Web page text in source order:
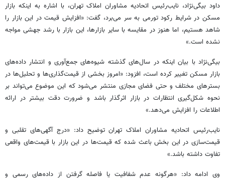
داود بیگی‌نژاد، نایب‌رئیس اتحادیه مشاوران املاک تهران، با اشاره به اینکه بازار
مسکن در شرایط رکود تورمی به سر می‌برد، گفت: «افزایش قیمت در این بازار را
شاهد هستیم، اما هنوز در مقایسه با سایر بازارها، این بازار با رشد جهشی مواجه
نشده است.»
بیگی‌نژاد با بیان اینکه در سال‌های گذشته شیوه‌های جمع‌آوری و انتشار داده‌های
بازار مسکن تغییر کرده است، افزود: «امروز بخشی از قیمت‌گذاری‌ها و تحلیل‌ها در
بسترهای مختلف و حتی فضای مجازی منتشر می‌شود که این موضوع می‌تواند بر
نحوه شکل‌گیری انتظارات در بازار اثرگذار باشد و ضرورت دقت بیشتر در ارائه
اطلاعات را افزایش می‌دهد.»
نایب‌رئیس اتحادیه مشاوران املاک تهران توضیح داد: «درج آگهی‌های تقلبی و
قیمت‌سازی در این بخش باعث شده که قیمت‌ها در این بازار با قیمت‌های واقعی
تفاوت داشته باشد.»
وی ادامه داد: «هرگونه عدم شفافیت یا فاصله گرفتن از داده‌های رسمی و